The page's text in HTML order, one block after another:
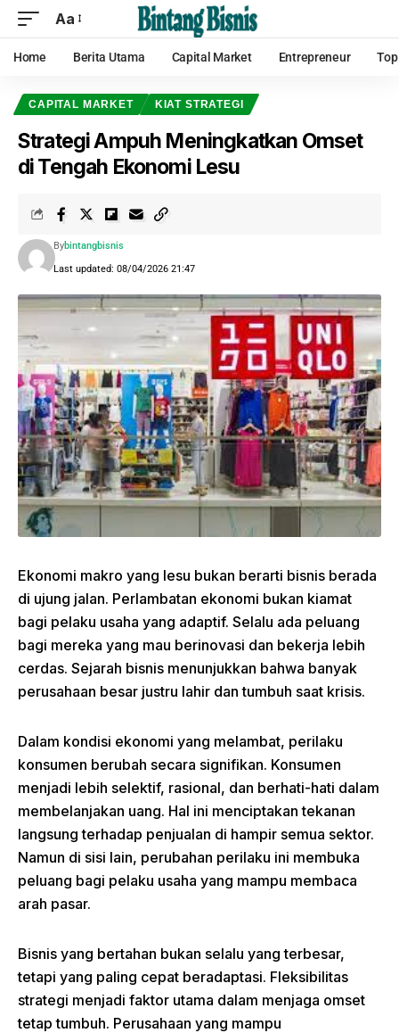
Aa
Home Berita Utama Capital Market Entrepreneur
CAPITAL MARKET KIAT STRATEGI
Strategi Ampuh Meningkatkan Omset
di Tengah Ekonomi Lesu
Last updated: 08/04/2026 21:47
Bybintangbisnis
Ekonomi makro yang lesu bukan berarti bisnis berada
di ujung jalan. Perlambatan ekonomi bukan kiamat
bagi pelaku usaha yang adaptif. Selalu ada peluang
bagi mereka yang mau berinovasi dan bekerja lebih
cerdas. Sejarah bisnis menunjukkan bahwa banyak
perusahaan besar justru lahir dan tumbuh saat krisis.
Dalam kondisi ekonomi yang melambat, perilaku
konsumen berubah secara signifikan. Konsumen
menjadi lebih selektif, rasional, dan berhati-hati dalam
membelanjakan uang. Hal ini menciptakan tekanan
langsung terhadap penjualan di hampir semua sektor.
Namun di sisi lain, perubahan perilaku ini membuka
peluang bagi pelaku usaha yang mampu membaca
arah pasar.
Bisnis yang bertahan bukan selalu yang terbesar,
tetapi yang paling cepat beradaptasi. Fleksibilitas
strategi menjadi faktor utama dalam menjaga omset
tetap tumbuh. Perusahaan yang mampu